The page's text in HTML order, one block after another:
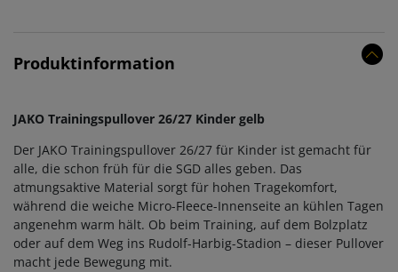
Produktinformation
JAKO Trainingspullover 26/27 Kinder gelb
Der JAKO Trainingspullover 26/27 für Kinder ist gemacht für
alle, die schon früh für die SGD alles geben. Das
atmungsaktive Material sorgt für hohen Tragekomfort,
während die weiche Micro-Fleece-Innenseite an kühlen Tagen
angenehm warm hält. Ob beim Training, auf dem Bolzplatz
oder auf dem Weg ins Rudolf-Harbig-Stadion – dieser Pullover
macht jede Bewegung mit.